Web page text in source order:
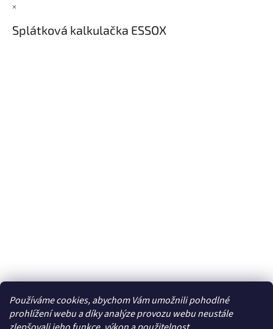
Používáme cookies, abychom Vám umožnili pohodlné
prohlížení webu a díky analýze provozu webu neustále
×
Splátková kalkulačka ESSOX